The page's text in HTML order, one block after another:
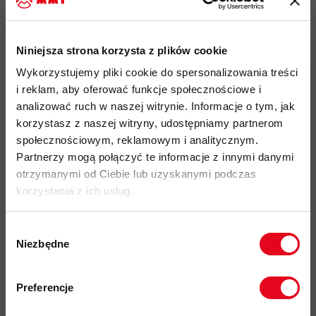
Niniejsza strona korzysta z plików cookie
Wykorzystujemy pliki cookie do spersonalizowania treści
i reklam, aby oferować funkcje społecznościowe i
analizować ruch w naszej witrynie. Informacje o tym, jak
korzystasz z naszej witryny, udostępniamy partnerom
społecznościowym, reklamowym i analitycznym.
Partnerzy mogą połączyć te informacje z innymi danymi
otrzymanymi od Ciebie lub uzyskanymi podczas
korzystania z ich usług.
zgody
Niezbędne
Preferencje
technicznie skrojony kaptur dobrze dopasowuje się do głowy. Na
piersi znajduje się nadrukowane logo.
Najważniejsze cechy:
idealny produkt do: hiking, aktywności outdoorowe,
użytkowanie codzienne
lekka i szybkoschnąca konstrukcja
materiał 20D o gramaturze 113 g/m
miękka w dotyku tkanina o strukturze przypominającej
bawełnę
wykończenie antybakteryjne
techniczny krój kaptura